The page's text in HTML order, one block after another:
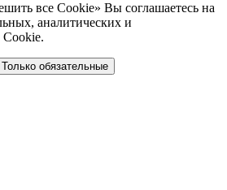
все Cookie» Вы соглашаетесь на
аналитических и
Только обязательные